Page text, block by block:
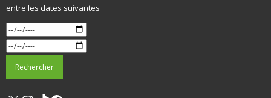
entre les dates suivantes
X Instagram
TikTok